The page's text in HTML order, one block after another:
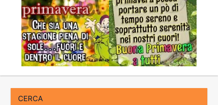
CERCA